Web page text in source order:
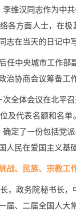
维汉同志作为中
各方面人士，在
志在当天的日记中
任中央城市工作
治协商会议筹备工作
次全体会议在北平
及代表名额和名
定了一份包括党
人民在爱国主义基
战、民族、宗教工
，政务院秘书长
届、二届全国人大